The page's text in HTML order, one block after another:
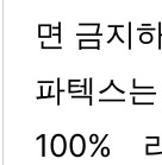
면 금지
파텍스
100%